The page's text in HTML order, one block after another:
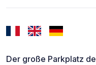
Der große Parkplatz